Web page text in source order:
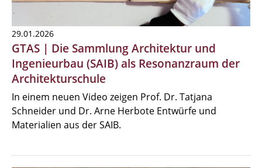
29.01.2026
GTAS | Die Sammlung Architektur und
Ingenieurbau (SAIB) als Resonanzraum der
Architekturschule
In einem neuen Video zeigen Prof. Dr. Tatjana
Schneider und Dr. Arne Herbote Entwürfe und
Materialien aus der SAIB.